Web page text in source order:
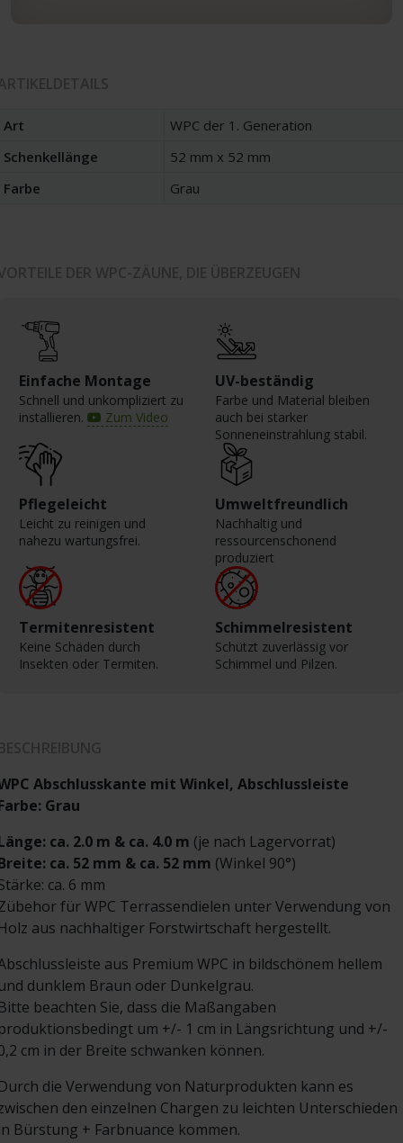
Art
WPC der 1. Generation
Schenkellänge
52 mm x 52 mm
Farbe
Grau
Einfache Montage
Schnell und unkompliziert zu
installieren.
Zum Video
UV-beständig
Farbe und Material bleiben
auch bei starker
Sonneneinstrahlung stabil.
Pflegeleicht
Leicht zu reinigen und
nahezu wartungsfrei.
Umweltfreundlich
Nachhaltig und
ressourcenschonend
produziert
Termitenresistent
Keine Schäden durch
Insekten oder Termiten.
Schimmelresistent
Schützt zuverlässig vor
Schimmel und Pilzen.
Abschlusskante mit Winkel, Abschlussleiste
Grau
ca. 2.0 m & ca. 4.0 m (je nach Lagervorrat)
ca. 52 mm & ca. 52 mm (Winkel 90°)
ca. 6 mm
für WPC Terrassendielen unter Verwendung von
aus nachhaltiger Forstwirtschaft hergestellt.
aus Premium WPC in bildschönem hellem
dunklem Braun oder Dunkelgrau.
beachten Sie, dass die Maßangaben
um +/- 1 cm in Längsrichtung und +/-
cm in der Breite schwanken können.
die Verwendung von Naturprodukten kann es
den einzelnen Chargen zu leichten Unterschieden
Bürstung + Farbnuance kommen.